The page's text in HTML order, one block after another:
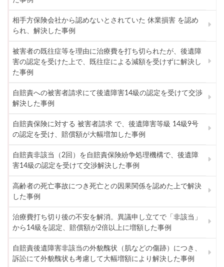
相手方保険会社から認めないとされていた 休業損害 を認め
られ、解決した事例
被害者の既往症等を理由に治療費を打ち切られたが、後遺障
害の認定を受けた上で、既往症による減額を受けずに解決し
た事例
自賠責への被害者請求にて後遺障害14級の認定を受けて交渉
解決した事例
自賠責保険に対する 被害者請求 で、後遺障害等級 14級9号
の認定を受け、賠償額が大幅増加した事例
自賠責非該当（2回）を自賠責保険紛争処理機構で、後遺障
害14級の認定を受けて交渉解決した事例
高齢者の死亡事故につき死亡との因果関係を認めた上で解決
した事例
治療費打ち切り後の不安を解消。異議申し立てで「非該当」
から14級を認定、賠償額が2倍以上に増額した事例
自賠責後遺障害非該当の外貌醜状（肌などの傷跡）につき、
訴訟にて外貌醜状も考慮して大幅増額により解決した事例